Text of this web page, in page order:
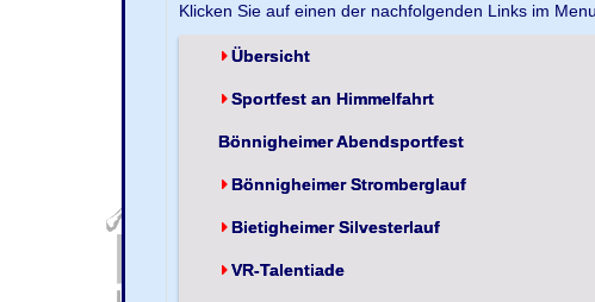
Klicken Sie auf einen der nachfolgenden Links im
Übersicht
Sportfest an Himmelfahrt
Bönnigheimer Abendsportfest
Bönnigheimer Stromberglauf
Bietigheimer Silvesterlauf
VR-Talentiade